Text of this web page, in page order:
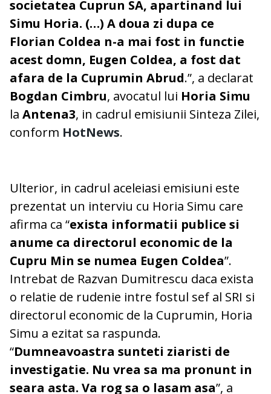
societatea Cuprun SA, apartinand lui
Simu Horia. (…) A doua zi dupa ce
Florian Coldea n-a mai fost in functie
acest domn, Eugen Coldea, a fost dat
afara de la Cuprumin Abrud.”, a declarat
Bogdan Cimbru, avocatul lui Horia Simu
la Antena3, in cadrul emisiunii Sinteza Zilei,
conform HotNews.
Ulterior, in cadrul aceleiasi emisiuni este
prezentat un interviu cu Horia Simu care
afirma ca “exista informatii publice si
anume ca directorul economic de la
Cupru Min se numea Eugen Coldea”.
Intrebat de Razvan Dumitrescu daca exista
o relatie de rudenie intre fostul sef al SRI si
directorul economic de la Cuprumin, Horia
Simu a ezitat sa raspunda.
“Dumneavoastra sunteti ziaristi de
investigatie. Nu vrea sa ma pronunt in
seara asta. Va rog sa o lasam asa”, a